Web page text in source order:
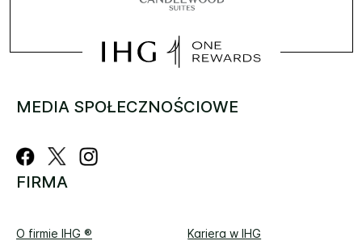
MEDIA SPOŁECZNOŚCIOWE
FIRMA
O firmie IHG ®
Kariera w IHG